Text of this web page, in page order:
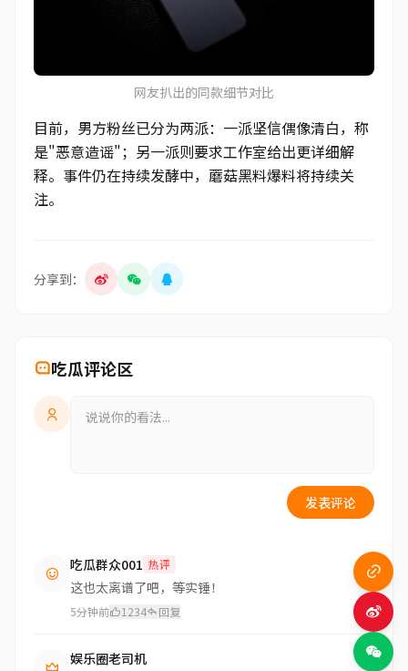
网友扒出的同款细节对比
目前，男方粉丝已分为两派：一派坚信偶像清白，称
是"恶意造谣"；另一派则要求工作室给出更详细解
释。事件仍在持续发酵中，蘑菇黑料爆料将持续关
注。
分享到：
吃瓜评论区
发表评论
吃瓜群众001 热评
这也太离谱了吧，等实锤！
5分钟前 1234 回复
娱乐圈老司机